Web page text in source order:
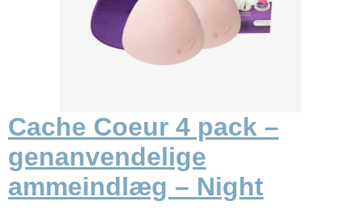
Cache Coeur 4 pack –
genanvendelige
ammeindlæg – Night